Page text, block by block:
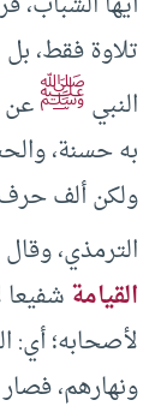
تلاوة فقط،
النبيﷺعن
به حسنة،
ولكن ألف
الترمذي، وقال
القيامةشفيعا
لأصحابه؛ أي:
ونهارهم،